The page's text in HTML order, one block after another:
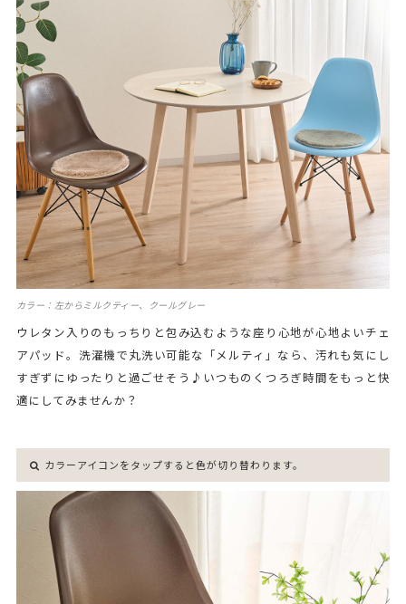
カラー：左からミルクティー、クールグレー
ウレタン入りのもっちりと包み込むような座り心地が心地よいチェ
アパッド。洗濯機で丸洗い可能な「メルティ」なら、汚れも気にし
すぎずにゆったりと過ごせそう♪いつものくつろぎ時間をもっと快
適にしてみませんか？
カラーアイコンをタップすると色が切り替わります。